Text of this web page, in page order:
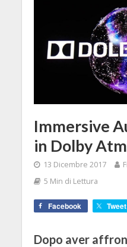
Immersive
in Dolby
13 Dicembre 2017
5 Min di Lettura
Facebook Tweet
Dopo aver